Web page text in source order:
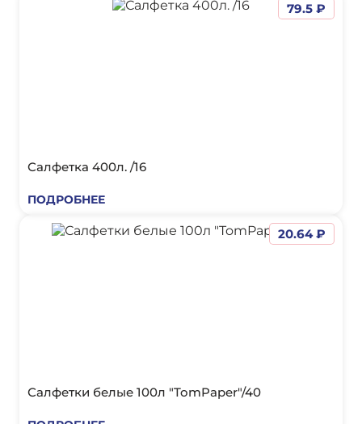
Салфетка 400л. /16
ПОДРОБНЕЕ
79.5 ₽
Салфетки белые 100л "TomPaper"/40
20.64 ₽